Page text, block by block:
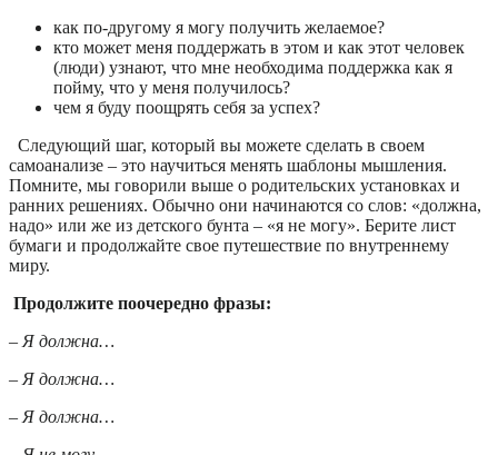
как по-другому я могу получить желаемое?
кто может меня поддержать в этом и как этот человек
(люди) узнают, что мне необходима поддержка как я
пойму, что у меня получилось?
чем я буду поощрять себя за успех?
Следующий шаг, который вы можете сделать в своем
самоанализе – это научиться менять шаблоны мышления.
Помните, мы говорили выше о родительских установках и
ранних решениях. Обычно они начинаются со слов: «должна,
надо» или же из детского бунта – «я не могу». Берите лист
бумаги и продолжайте свое путешествие по внутреннему
миру.
Продолжите поочередно фразы:
– Я должна…
– Я должна…
– Я должна…